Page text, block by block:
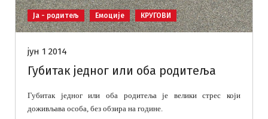
Ја - родитељ Емоције КРУГОВИ
јун 1 2014
Губитак једног или оба родитеља
Губитак једног или оба родитеља је велики стрес који
доживљава особа, без обзира на године.